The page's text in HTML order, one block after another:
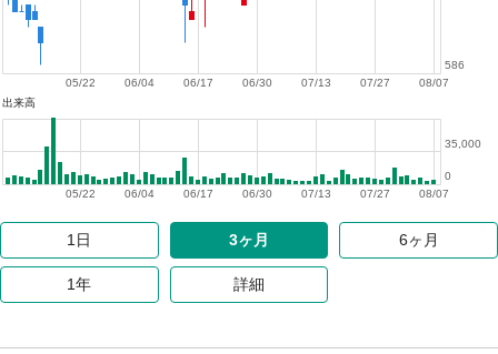
08/07
07/27
07/13
06/30
06/17
06/04
05/22
586
出来高
08/07
07/27
07/13
06/30
06/17
06/04
05/22
0
35,000
1日 3ヶ月 6ヶ月
1年 詳細